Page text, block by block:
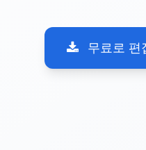
무료로 편